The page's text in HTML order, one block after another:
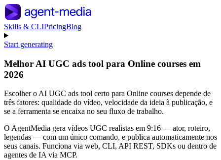
Skills & CLIPricingBlog
Start generating
Melhor AI UGC ads tool para Online courses em
2026
Escolher o AI UGC ads tool certo para Online courses depende de
três fatores: qualidade do vídeo, velocidade da ideia à publicação, e
se a ferramenta se encaixa no seu fluxo de trabalho.
O AgentMedia gera vídeos UGC realistas em 9:16 — ator, roteiro,
legendas — com um único comando, e publica automaticamente nos
seus canais. Funciona via web, CLI, API REST, SDKs ou dentro de
agentes de IA via MCP.